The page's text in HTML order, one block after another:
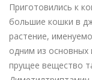
Приготовились к
большие кошки в
растение,
одним из основных
прущее вещество